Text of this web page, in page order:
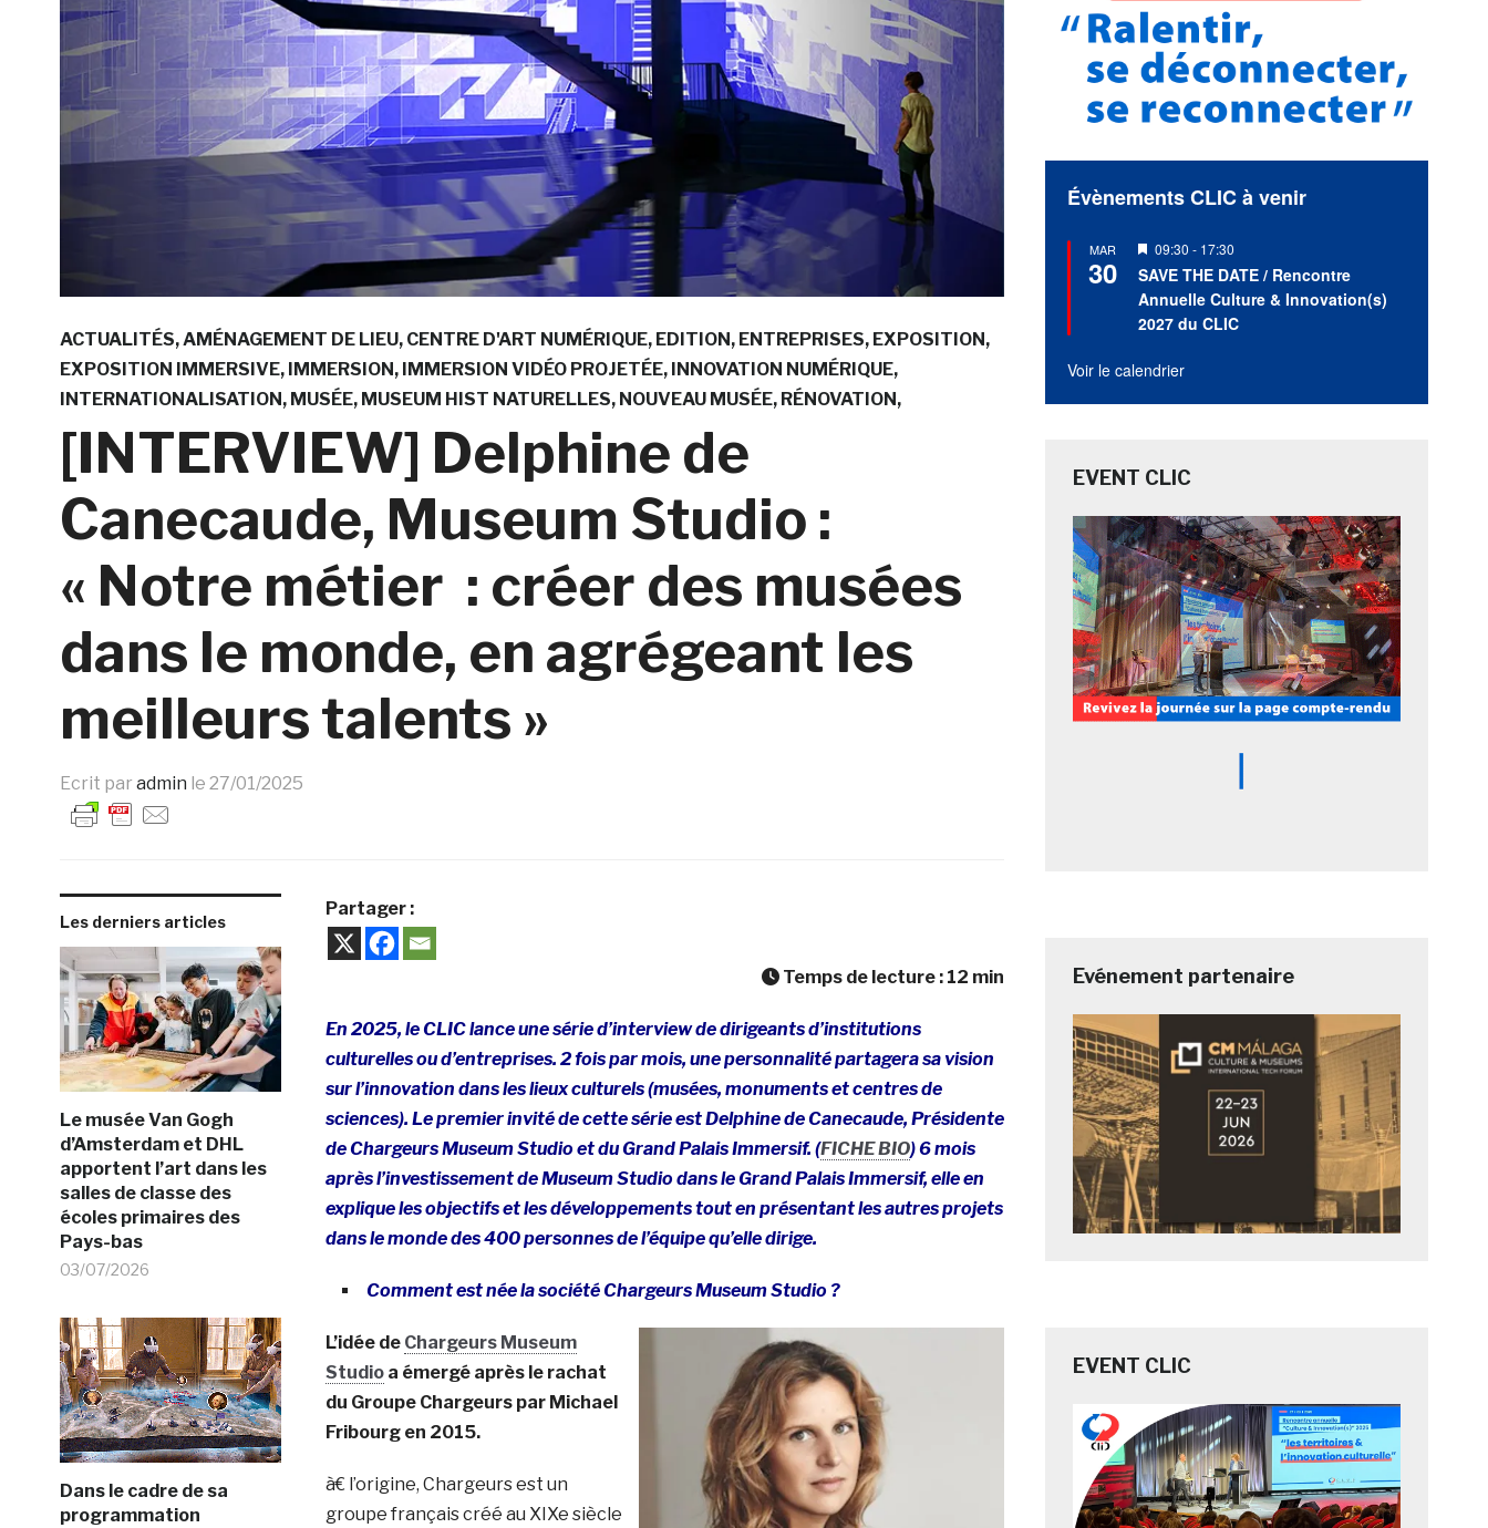
ACTUALITÉS AMÉNAGEMENT DE LIEU CENTRE D'ART NUMÉRIQUE EDITION ENTREPRISES EXPOSITION
EXPOSITION IMMERSIVE
IMMERSION IMMERSION VIDÉO PROJETÉE
INNOVATION NUMÉRIQUE
INTERNATIONALISATION
MUSÉE MUSEUM HIST NATURELLES NOUVEAU MUSÉE RÉNOVATION
[INTERVIEW] Delphine de
Canecaude, Museum Studio :
« Notre métier : créer des musées
dans le monde, en agrégeant les
meilleurs talents »
Ecrit par admin le 27/01/2025
Les derniers articles
Le musée Van Gogh
d’Amsterdam et DHL
apportent l’art dans les
salles de classe des
écoles primaires des
Pays-bas
03/07/2026
Dans le cadre de sa
programmation
Partager :
Temps de lecture : 12 min
En 2025, le CLIC lance une série d’interview de dirigeants d’institutions
culturelles ou d’entreprises. 2 fois par mois, une personnalité partagera sa vision
sur l’innovation dans les lieux culturels (musées, monuments et centres de
sciences). Le premier invité de cette série est Delphine de Canecaude, Présidente
de Chargeurs Museum Studio et du Grand Palais Immersif. (FICHE BIO) 6 mois
après l’investissement de Museum Studio dans le Grand Palais Immersif, elle en
explique les objectifs et les développements tout en présentant les autres projets
dans le monde des 400 personnes de l’équipe qu’elle dirige.
Comment est née la société Chargeurs Museum Studio ?
L’idée de Chargeurs Museum
Studioa émergé après le rachat
du Groupe Chargeurs par Michael
Fribourg en 2015.
à€ l’origine, Chargeurs est un
groupe français créé au XIXe siècle
Évènements CLIC à venir
MAR
30
Mis
en
avant
09:30 - 17:30
SAVE THE DATE / Rencontre
Annuelle Culture & Innovation(s)
2027 du CLIC
Voir le calendrier
EVENT CLIC
Evénement partenaire
EVENT CLIC